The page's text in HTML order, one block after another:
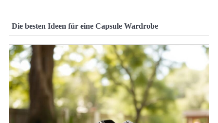
Die besten Ideen für eine Capsule Wardrobe